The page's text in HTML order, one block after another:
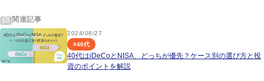
関連記事
2024/08/27
#40代
40代はiDeCoとNISA、どっちが優先？ケース別の選び方と投
資のポイントを解説